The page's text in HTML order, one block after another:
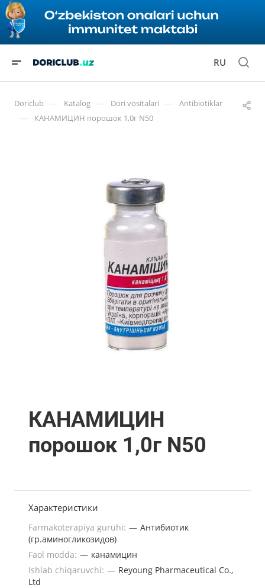
RU
Doriclub — Katalog — Dori vositalari — Antibiotiklar
— КАНАМИЦИН порошок 1,0г N50
КАНАМИЦИН
порошок 1,0г N50
Характеристики
Farmakoterapiya guruhi: — Антибиотик
(гр.аминогликозидов)
Faol modda: — канамицин
Ishlab chiqaruvchi: — Reyoung Pharmaceutical Co.,
Ltd